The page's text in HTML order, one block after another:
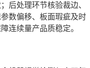
后处理环节核验裁边、
数偏移、板面瑕疵及时
连续量产品质稳定。